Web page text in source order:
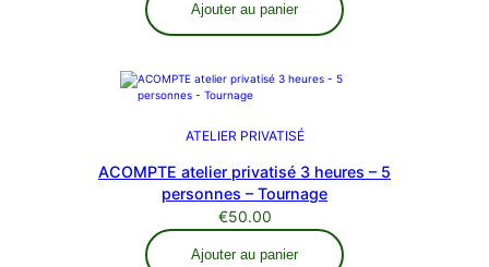
Ajouter au panier
ATELIER PRIVATISÉ
ACOMPTE atelier privatisé 3 heures – 5
personnes – Tournage
€50.00
Ajouter au panier